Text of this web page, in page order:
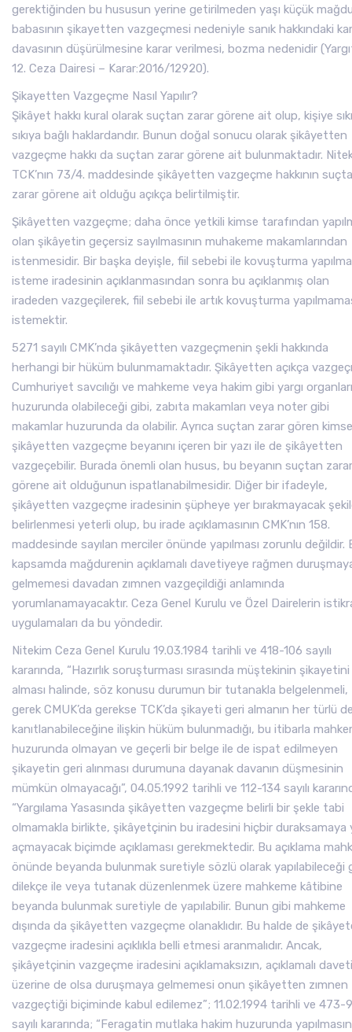
gerektiğinden bu hususun yerine getirilmeden yaşı küçük
babasının şikayetten vazgeçmesi nedeniyle sanık hakkındaki
davasının düşürülmesine karar verilmesi, bozma nedenidir
12. Ceza Dairesi – Karar:2016/12920).
Şikayetten Vazgeçme Nasıl Yapılır?
Şikâyet hakkı kural olarak suçtan zarar görene ait olup, kişiye sıkı
sıkıya bağlı haklardandır. Bunun doğal sonucu olarak şikâyetten
vazgeçme hakkı da suçtan zarar görene ait bulunmaktadır.
TCK’nın 73/4. maddesinde şikâyetten vazgeçme hakkının
zarar görene ait olduğu açıkça belirtilmiştir.
Şikâyetten vazgeçme; daha önce yetkili kimse tarafından
olan şikâyetin geçersiz sayılmasının muhakeme makamlarından
istenmesidir. Bir başka deyişle, fiil sebebi ile kovuşturma
isteme iradesinin açıklanmasından sonra bu açıklanmış olan
iradeden vazgeçilerek, fiil sebebi ile artık kovuşturma
istemektir.
5271 sayılı CMK’nda şikâyetten vazgeçmenin şekli hakkında
herhangi bir hüküm bulunmamaktadır. Şikâyetten açıkça
Cumhuriyet savcılığı ve mahkeme veya hakim gibi yargı organları
huzurunda olabileceği gibi, zabıta makamları veya noter gibi
makamlar huzurunda da olabilir. Ayrıca suçtan zarar gören kimse
şikâyetten vazgeçme beyanını içeren bir yazı ile de şikâyetten
vazgeçebilir. Burada önemli olan husus, bu beyanın suçtan zarar
görene ait olduğunun ispatlanabilmesidir. Diğer bir ifadeyle,
şikâyetten vazgeçme iradesinin şüpheye yer bırakmayacak
belirlenmesi yeterli olup, bu irade açıklamasının CMK’nın 158.
maddesinde sayılan merciler önünde yapılması zorunlu değildir.
kapsamda mağdurenin açıklamalı davetiyeye rağmen
gelmemesi davadan zımnen vazgeçildiği anlamında
yorumlanamayacaktır. Ceza Genel Kurulu ve Özel Dairelerin
uygulamaları da bu yöndedir.
Nitekim Ceza Genel Kurulu 19.03.1984 tarihli ve 418-106 sayılı
kararında, “Hazırlık soruşturması sırasında müştekinin
alması halinde, söz konusu durumun bir tutanakla belgelenmeli,
gerek CMUK’da gerekse TCK’da şikayeti geri almanın her türlü
kanıtlanabileceğine ilişkin hüküm bulunmadığı, bu itibarla
huzurunda olmayan ve geçerli bir belge ile de ispat edilmeyen
şikayetin geri alınması durumuna dayanak davanın düşmesinin
mümkün olmayacağı”, 04.05.1992 tarihli ve 112-134 sayılı
“Yargılama Yasasında şikâyetten vazgeçme belirli bir şekle tabi
olmamakla birlikte, şikâyetçinin bu iradesini hiçbir duraksamaya
açmayacak biçimde açıklaması gerekmektedir. Bu açıklama
önünde beyanda bulunmak suretiyle sözlü olarak yapılabileceği
dilekçe ile veya tutanak düzenlenmek üzere mahkeme kâtibine
beyanda bulunmak suretiyle de yapılabilir. Bunun gibi mahkeme
dışında da şikâyetten vazgeçme olanaklıdır. Bu halde de
vazgeçme iradesini açıklıkla belli etmesi aranmalıdır. Ancak,
şikâyetçinin vazgeçme iradesini açıklamaksızın, açıklamalı
üzerine de olsa duruşmaya gelmemesi onun şikâyetten zımnen
vazgeçtiği biçiminde kabul edilemez”; 11.02.1994 tarihli ve 473-
sayılı kararında; “Feragatin mutlaka hakim huzurunda